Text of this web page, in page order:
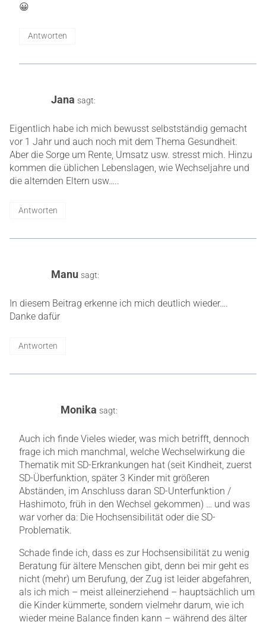
😀
Antworten
Jana sagt:
Eigentlich habe ich mich bewusst selbstständig gemacht
vor 1 Jahr und auch noch mit dem Thema Gesundheit.
Aber die Sorge um Rente, Umsatz usw. stresst mich. Hinzu
kommen die üblichen Lebenslagen, wie Wechseljahre und
die alternden Eltern usw…..
Antworten
Manu sagt:
In diesem Beitrag erkenne ich mich deutlich wieder….
Danke dafür
Antworten
Monika sagt:
Auch ich finde Vieles wieder, was mich betrifft, dennoch
frage ich mich manchmal, welche Wechselwirkung die
Thematik mit SD-Erkrankungen hat (seit Kindheit, zuerst
SD-Überfunktion, später 3 Kinder mit größeren
Abständen, im Anschluss daran SD-Unterfunktion /
Hashimoto, früh in den Wechsel gekommen) … und was
war vorher da: Die Hochsensibilität oder die SD-
Problematik.
Schade finde ich, dass es zur Hochsensibilität zu wenig
Beratung für ältere Menschen gibt, denn bei mir geht es
nicht (mehr) um Berufung, der Zug ist leider abgefahren,
als ich mich – meist alleinerziehend – hauptsächlich um
die Kinder kümmerte, sondern vielmehr darum, wie ich
wieder meine Balance finden kann – während des älter